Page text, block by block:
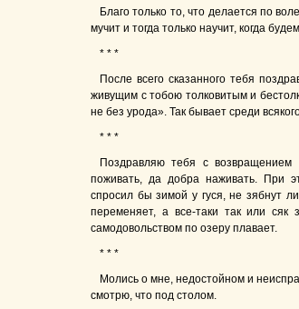
Благо только то, что делается по
мучит и тогда только научит, когда
* * *
После всего сказанного тебя
живущим с тобою толковитым и
не без урода». Так бывает среди
* * *
Поздравляю тебя с
поживать, да добра наживать. При
спросил бы зимой у гуся, не зябнут
переменяет, а все-таки так или сяк
самодовольством по озеру плавает.
* * *
Молись о мне, недостойном и
смотрю, что под столом.